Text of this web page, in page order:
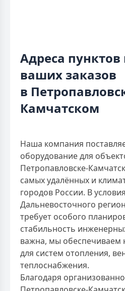
Адреса
ваших заказов
в
Камчатском
Наша компания
оборудование для
Петропавловске-
самых удалённых и
городов России. В
Дальневосточного
требует особого
стабильность
важна, мы
для систем отопления,
теплоснабжения.
Благодаря